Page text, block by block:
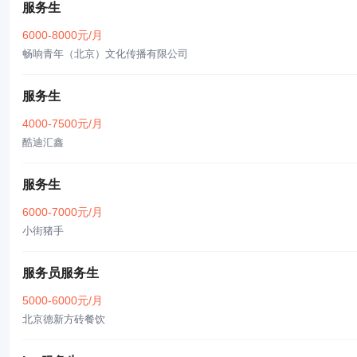
服务生
6000-8000元/月
畅响青年（北京）文化传播有限公司
服务生
4000-7500元/月
酷迪汇鑫
服务生
6000-7000元/月
小街猪手
服务员服务生
5000-6000元/月
北京德新方砖餐饮